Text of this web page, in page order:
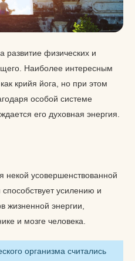
развитие физических и
Наиболее интересным
крийя йога, но при этом
особой системе
его духовная энергия.
некой усовершенствованной
усилению и
жизненной энергии,
и мозге человека.
организма считались